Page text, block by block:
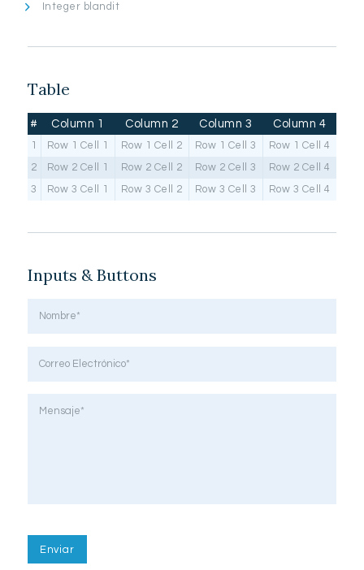
Integer blandit
Table
# Column 1 Column 2 Column 3 Column 4
1 Row 1 Cell 1 Row 1 Cell 2 Row 1 Cell 3
Row 1 Cell 4
2
Row 2 Cell 1 Row 2 Cell 2 Row 2 Cell 3
Row 2 Cell 4
3
Row 3 Cell 1 Row 3 Cell 2 Row 3 Cell 3 Row 3 Cell 4
Inputs & Buttons